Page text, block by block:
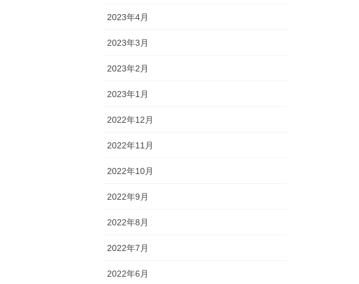
2023年4月
2023年3月
2023年2月
2023年1月
2022年12月
2022年11月
2022年10月
2022年9月
2022年8月
2022年7月
2022年6月